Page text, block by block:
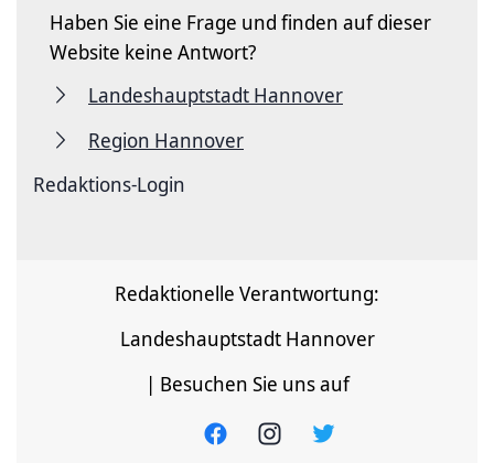
Haben Sie eine Frage und finden auf dieser
Website keine Antwort?
Landeshauptstadt Hannover
Region Hannover
Redaktions-Login
Redaktionelle Verantwortung:
Landeshauptstadt Hannover
| Besuchen Sie uns auf